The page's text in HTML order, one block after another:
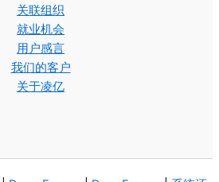
关联组织
就业机会
用户感言
我们的客户
关于凌亿